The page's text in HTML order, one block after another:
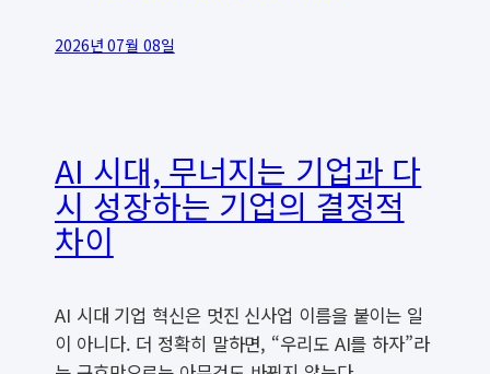
2026년 07월 08일
AI 시대, 무너지는 기업과 다
시 성장하는 기업의 결정적
차이
AI 시대 기업 혁신은 멋진 신사업 이름을 붙이는 일
이 아니다. 더 정확히 말하면, “우리도 AI를 하자”라